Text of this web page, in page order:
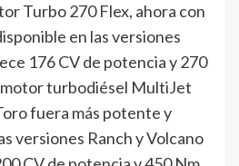
Turbo 270 Flex, ahora con
en las versiones
176 CV de potencia y 270
motor turbodiésel MultiJet
fuera más potente y
versiones Ranch y Volcano